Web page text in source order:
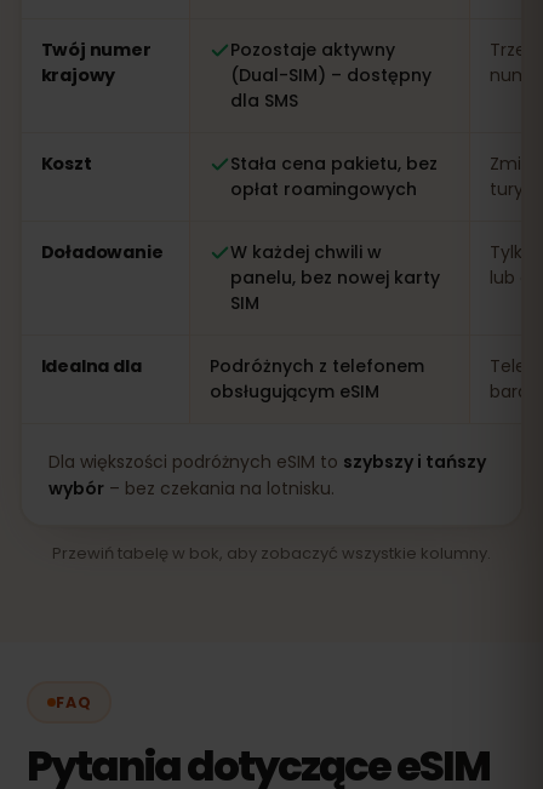
Twój numer
krajowy
Pozostaje aktywny
(Dual-SIM) – dostępny
dla SMS
Koszt
Stała cena pakietu, bez
opłat roamingowych
Doładowanie
W każdej chwili w
panelu, bez nowej karty
SIM
Tylko
lub
Idealna dla
Podróżnych z telefonem
obsługującym eSIM
Dla większości podróżnych eSIM to szybszy i tańszy
wybór– bez czekania na lotnisku.
Przewiń tabelę w bok, aby zobaczyć wszystkie kolumny.
FAQ
Pytania dotyczące eSIM